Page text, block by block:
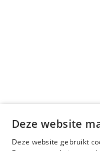
Deze website
Deze website gebruikt